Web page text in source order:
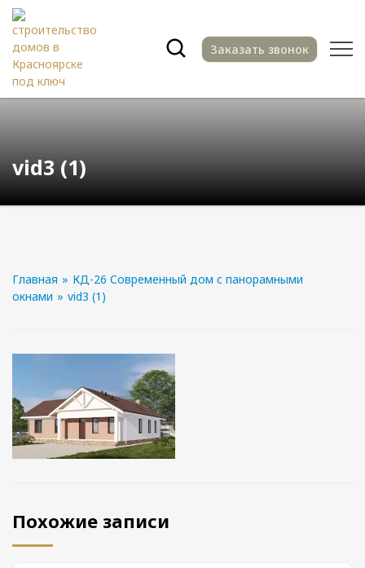
Заказать звонок
vid3 (1)
Главная » КД-26 Современный дом с панорамными
окнами » vid3 (1)
Похожие записи